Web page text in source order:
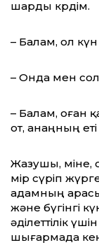
шарды көрдім.
– Балам, ол күн
– Онда мен сол
– Балам, оған
от, анаңның еті
Жазушы, міне,
өмір сүріп
адамның
және бүгінгі
әділеттілік
шығармада